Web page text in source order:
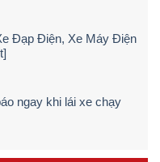
Đạp Điện, Xe Máy Điện
ngay khi lái xe chạy